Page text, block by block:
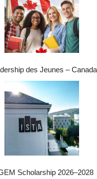
des Jeunes –
Scholarship 2026–2028